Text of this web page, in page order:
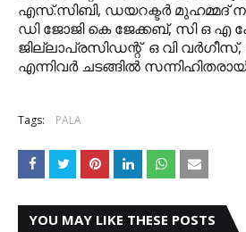
എസ്.സിബി, ഡയറക്ടര്‍ മുഹമ്മദ്
ഡി ജോജി കെ ജേക്കബ്, സി ഒ എ
ജില്ലാപ്രസിഡന്റ് ഒ വി വര്‍ഗീസ്,
എന്നിവര്‍ ചടങ്ങില്‍
Tags: PALA
YOU MAY LIKE THESE POSTS